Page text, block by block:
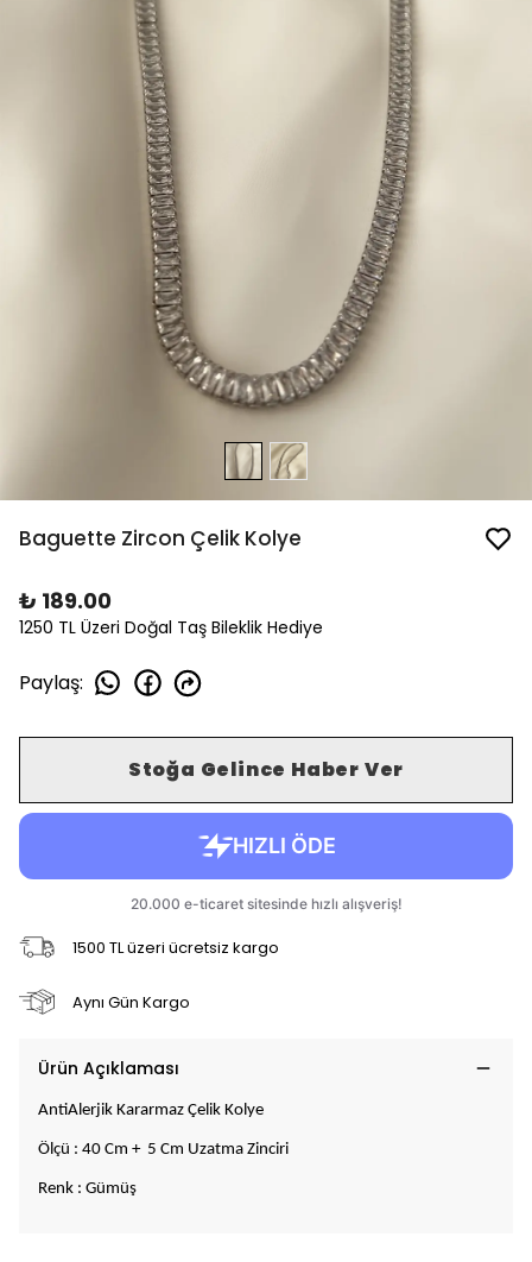
Baguette Zircon Çelik Kolye
₺ 189.00
1250 TL Üzeri Doğal Taş Bileklik Hediye
Paylaş:
Stoğa Gelince Haber Ver
1500 TL üzeri ücretsiz kargo
Aynı Gün Kargo
Ürün Açıklaması
AntiAlerjik Kararmaz Çelik Kolye
Ölçü : 40 Cm + 5 Cm Uzatma Zinciri
Renk : Gümüş